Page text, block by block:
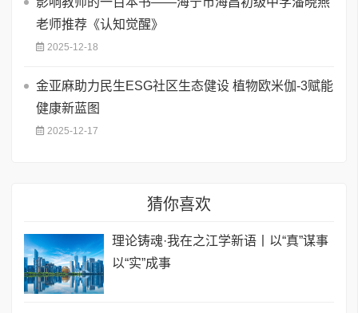
老师推荐《认知觉醒》
2025-12-18
金亚麻助力民生ESG社区生态健设 植物欧米伽-3赋能
健康新蓝图
2025-12-17
猜你喜欢
理论铸魂·我在之江学新语丨以“真”谋事
以“实”成事